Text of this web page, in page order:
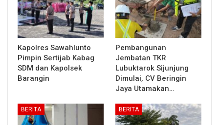
Kapolres Sawahlunto
Pimpin Sertijab Kabag
SDM dan Kapolsek
Barangin
Pembangunan
Jembatan TKR
Lubuktarok Sijunjung
Dimulai, CV Beringin
Jaya Utamakan…
BERITA BERITA